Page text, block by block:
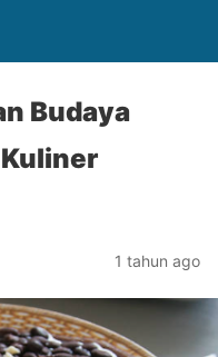
Budaya
1 tahun ago